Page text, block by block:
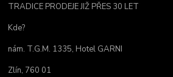
TRADICE PRODEJE JIŽ PŘES 30 LET
Kde?
nám. T.G.M. 1335, Hotel GARNI
Zlín, 760 01